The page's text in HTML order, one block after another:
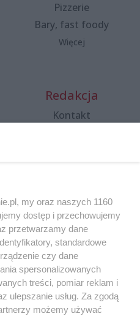
Pizzerie
Bary, fast foody
Więcej
Redakcja
Kontakt
Specjalny koncert z okazji
20. urodzin portalu
wSzczecinie.pl
Regulamin konkursów
śniadaniówka "Hej
Szczecin! Jest piątek!"
my oraz naszych 1160
dostęp i przechowujemy
przetwarzamy dane
standardowe
czy dane
spersonalizowanych
treści, pomiar reklam i
ulepszanie usług. Za zgodą
możemy używać